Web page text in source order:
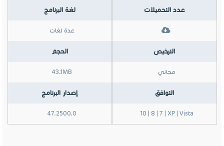
عدد التحميلات
الترخيص
مجاني
التوافق
10 | 8 | 7 | XP | Vista
لغة البرنامج
عدة لغات
الحجم
43.1MB
إصدار البرنامج
47.2500.0